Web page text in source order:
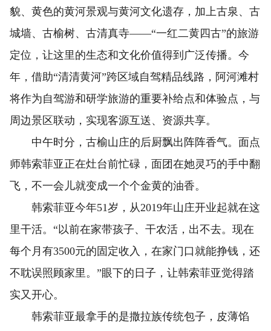
貌、黄色的黄河景观与黄河文化遗存，加上古泉、古
城墙、古榆树、古清真寺——“一红二黄四古”的旅游
定位，让这里的生态和文化价值得到广泛传播。今
年，借助“清清黄河”跨区域自驾精品线路，阿河滩村
将作为自驾游和研学旅游的重要补给点和体验点，与
周边景区联动，实现客源互送、资源共享。
中午时分，古榆山庄的后厨飘出阵阵香气。面点
师韩索菲亚正在灶台前忙碌，面团在她灵巧的手中翻
飞，不一会儿就变成一个个金黄的油香。
韩索菲亚今年51岁，从2019年山庄开业起就在这
里干活。“以前在家带孩子、干农活，出不去。现在
每个月有3500元的固定收入，在家门口就能挣钱，还
不耽误照顾家里。”眼下的日子，让韩索菲亚觉得踏
实又开心。
韩索菲亚最拿手的是撒拉族传统包子，皮薄馅